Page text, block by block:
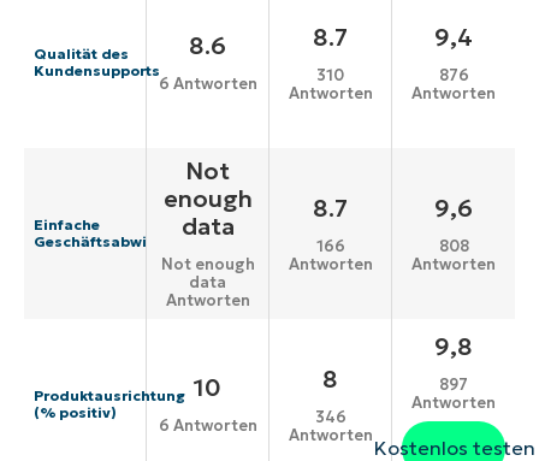
Qualität des
Kundensupports
8.6
6 Antworten
8.7
310
Antworten
9,4
876
Antworten
Einfache
Geschäftsabwicklung
Not
enough
data
Not enough
data
Antworten
8.7
166
Antworten
9,6
808
Antworten
Produktausrichtung
(% positiv)
10
6 Antworten
8
346
Antworten
9,8
897
Antworten
Kostenlos testen